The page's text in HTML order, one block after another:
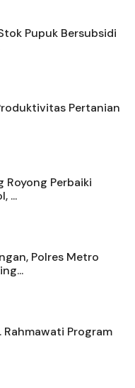
Pupuk Bersubsidi
Pertanian
Royong Perbaiki
...
Polres Metro
Rahmawati Program